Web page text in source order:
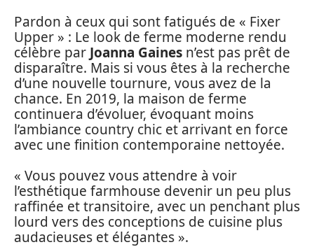
Pardon à ceux qui sont fatigués de « Fixer
Upper » : Le look de ferme moderne rendu
célèbre par Joanna Gaines n’est pas prêt de
disparaître. Mais si vous êtes à la recherche
d’une nouvelle tournure, vous avez de la
chance. En 2019, la maison de ferme
continuera d’évoluer, évoquant moins
l’ambiance country chic et arrivant en force
avec une finition contemporaine nettoyée.
« Vous pouvez vous attendre à voir
l’esthétique farmhouse devenir un peu plus
raffinée et transitoire, avec un penchant plus
lourd vers des conceptions de cuisine plus
audacieuses et élégantes ».